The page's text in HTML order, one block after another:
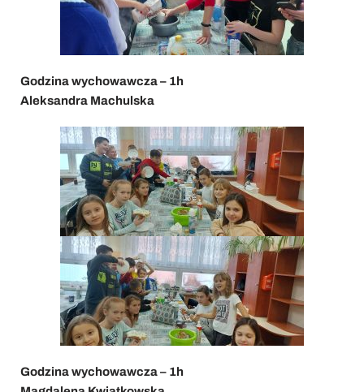
Godzina wychowawcza – 1h
Aleksandra Machulska
Godzina wychowawcza – 1h